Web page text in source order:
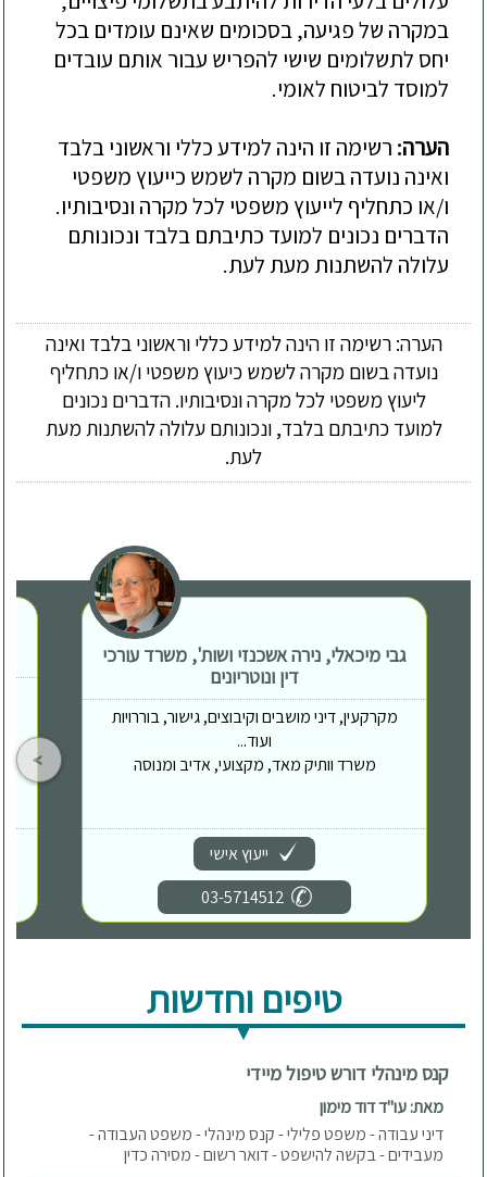
במקרה של פגיעה, בסכומים שאינם עומדים בכל
יחס לתשלומים שישי להפריש עבור אותם עובדים
למוסד לביטוח לאומי.
הערה: רשימה זו הינה למידע כללי וראשוני בלבד
ואינה נועדה בשום מקרה לשמש כייעוץ משפטי
ו/או כתחליף לייעוץ משפטי לכל מקרה ונסיבותיו.
הדברים נכונים למועד כתיבתם בלבד ונכונותם
עלולה להשתנות מעת לעת.
הערה: רשימה זו הינה למידע כללי וראשוני בלבד ואינה
נועדה בשום מקרה לשמש כיעוץ משפטי ו/או כתחליף
ליעוץ משפטי לכל מקרה ונסיבותיו. הדברים נכונים
למועד כתיבתם בלבד, ונכונותם עלולה להשתנות מעת
לעת.
גבי מיכאלי, נירה אשכנזי ושות', משרד עורכי
דין ונוטריונים
מקרקעין, דיני מושבים וקיבוצים, גישור, בוררויות
ועוד...
משרד וותיק מאד, מקצועי, אדיב ומנוסה
ייעוץ אישי
03-5714512
טיפים וחדשות
קנס מינהלי דורש טיפול מיידי
מאת: עו"ד דוד מימון
דיני עבודה - משפט פלילי - קנס מינהלי - משפט העבודה -
מעבידים - בקשה להישפט - דואר רשום - מסירה כדין